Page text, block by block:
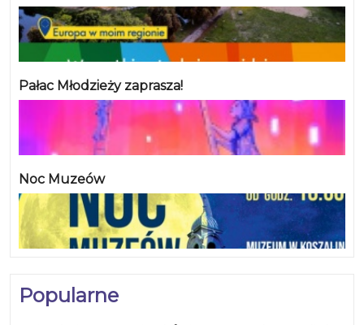
Pałac Młodzieży zaprasza!
Noc Muzeów
Popularne
na wałachu Champion 127, a Top 3 zamknął Wiktor
Dziemidowicz na koniu Ahmar Saphir.